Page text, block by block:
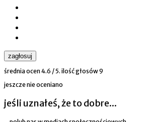
zagłosuj
średnia ocen4.6 / 5. ilość głosów9
jeszcze nie oceniano
jeśli uznałeś, że to dobre...